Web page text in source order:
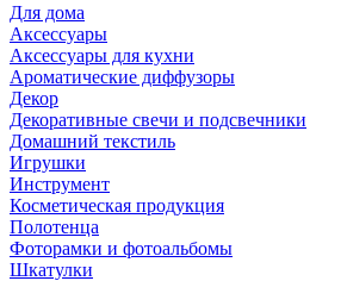
Для дома
Аксессуары
Аксессуары для кухни
Ароматические диффузоры
Декор
Декоративные свечи и подсвечники
Домашний текстиль
Игрушки
Инструмент
Косметическая продукция
Полотенца
Фоторамки и фотоальбомы
Шкатулки